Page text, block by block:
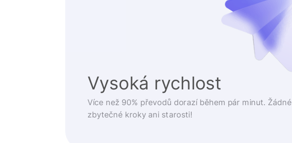
Vysoká rychlost
Více než 90% převodů dorazí během pár minut. Žádné
zbytečné kroky ani starosti!